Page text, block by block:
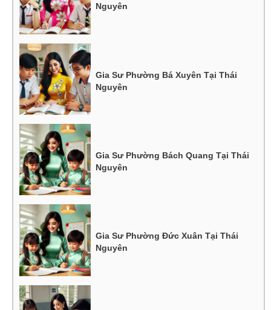
Nguyên
Gia Sư Phường Bá Xuyên Tại Thái
Nguyên
Gia Sư Phường Bách Quang Tại Thái
Nguyên
Gia Sư Phường Đức Xuân Tại Thái
Nguyên